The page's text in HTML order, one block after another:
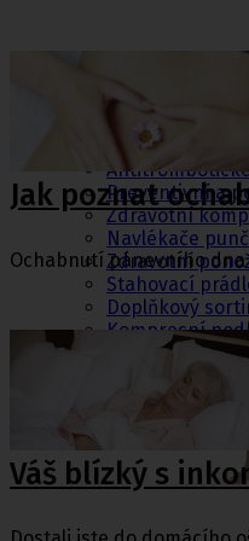
Punčochy,
ponožky
Preventivní a
Zdravotní
Navlékače
Zdravotní
Stahovací
Doplňkový
Kompresní
Jak poznat
Ochabnutí pánevního
Váš blízký s